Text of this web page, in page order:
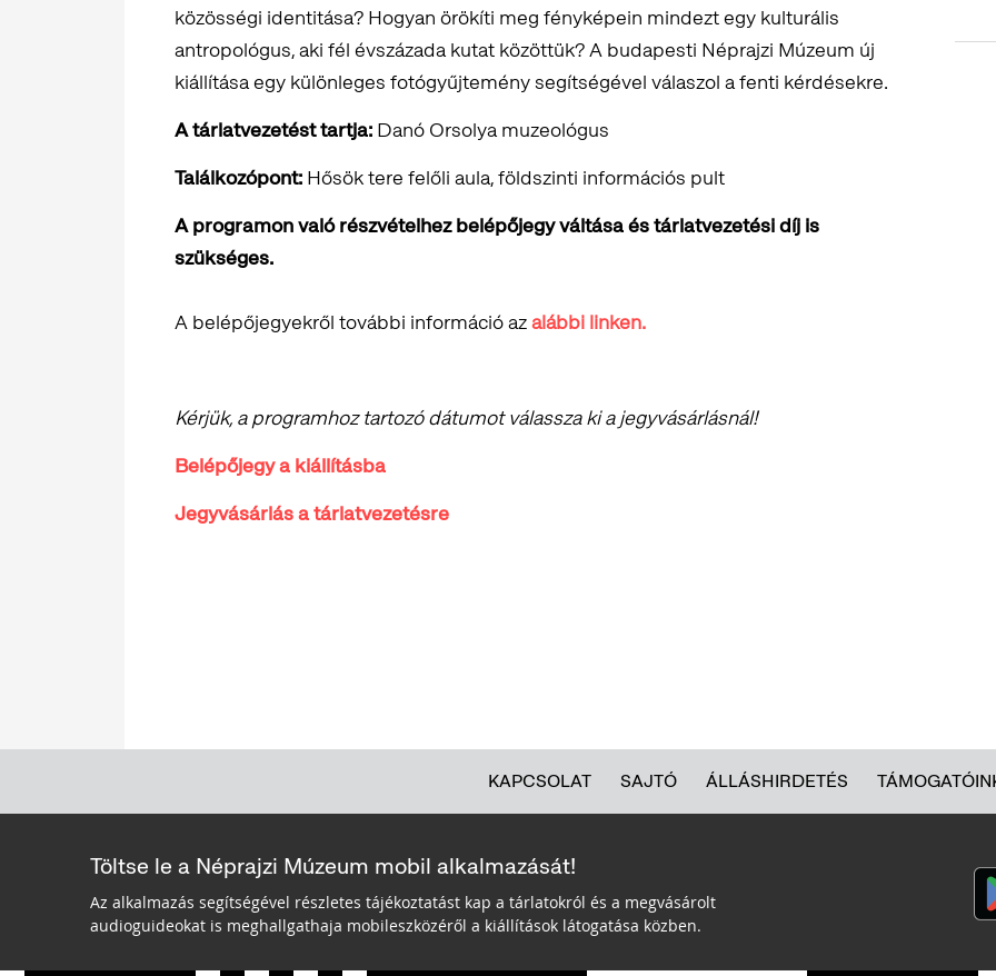
közösségi identitása? Hogyan örökíti meg fényképein mindezt egy kulturális
antropológus, aki fél évszázada kutat közöttük? A budapesti Néprajzi Múzeum új
kiállítása egy különleges fotógyűjtemény segítségével válaszol a fenti kérdésekre.
A tárlatvezetést tartja: Danó Orsolya muzeológus
Találkozópont: Hősök tere felőli aula, földszinti információs pult
A programon való részvételhez belépőjegy váltása és tárlatvezetési díj is
szükséges.
A belépőjegyekről további információ azalábbi linken.
Kérjük, a programhoz tartozó dátumot válassza ki a jegyvásárlásnál!
Belépőjegy a kiállításba
Jegyvásárlás a tárlatvezetésre
KAPCSOLAT SAJTÓ ÁLLÁSHIRDETÉS
Töltse le a Néprajzi Múzeum mobil alkalmazását!
Az alkalmazás segítségével részletes tájékoztatást kap a tárlatokról és a megvásárolt
audioguideokat is meghallgathaja mobileszközéről a kiállítások látogatása közben.